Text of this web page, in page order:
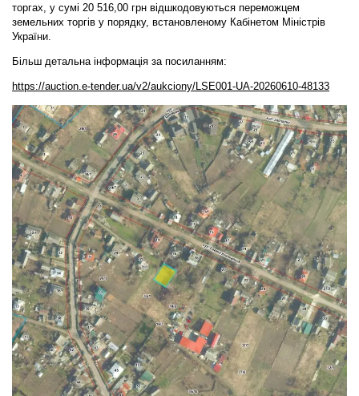
торгах, у сумі 20 516,00 грн відшкодовуються переможцем
земельних торгів у порядку, встановленому Кабінетом Міністрів
України.
Більш детальна інформація за посиланням:
https://auction.e-tender.ua/v2/aukciony/LSE001-UA-20260610-48133